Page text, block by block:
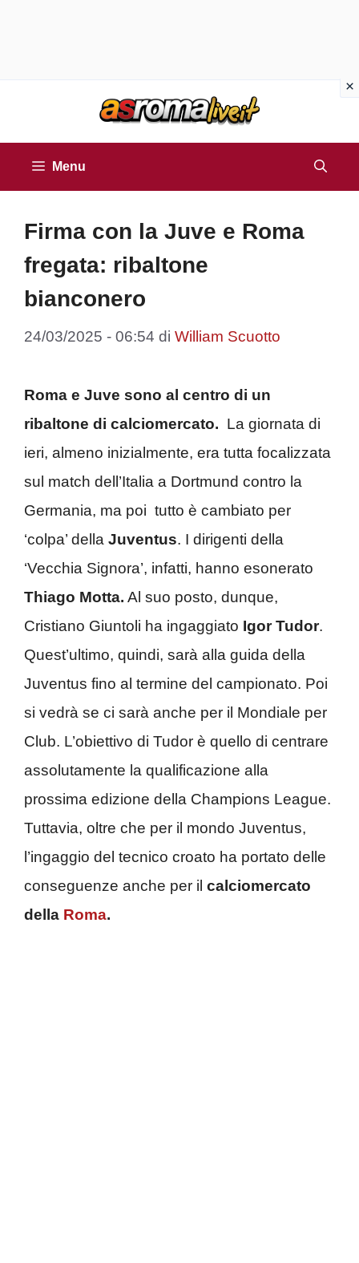
Menu
Firma con la Juve e Roma
fregata: ribaltone
bianconero
24/03/2025 - 06:54 di William Scuotto
Roma e Juve sono al centro di un
ribaltone di calciomercato. La giornata di
ieri, almeno inizialmente, era tutta focalizzata
sul match dell’Italia a Dortmund contro la
Germania, ma poi tutto è cambiato per
‘colpa’ della Juventus. I dirigenti della
‘Vecchia Signora’, infatti, hanno esonerato
Thiago Motta. Al suo posto, dunque,
Cristiano Giuntoli ha ingaggiato Igor Tudor.
Quest’ultimo, quindi, sarà alla guida della
Juventus fino al termine del campionato. Poi
si vedrà se ci sarà anche per il Mondiale per
Club. L’obiettivo di Tudor è quello di centrare
assolutamente la qualificazione alla
prossima edizione della Champions League.
Tuttavia, oltre che per il mondo Juventus,
l’ingaggio del tecnico croato ha portato delle
conseguenze anche per il calciomercato
della Roma.